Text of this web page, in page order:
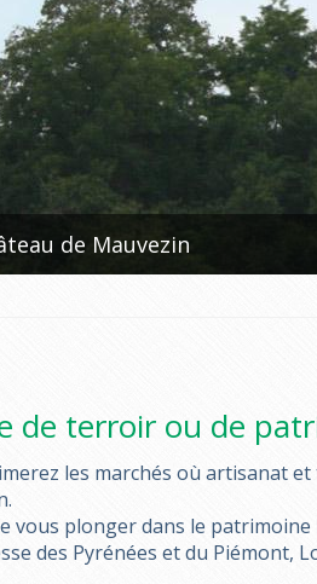
de Mauvezin
de terroir ou de
les marchés où artisanat
vous plonger dans le
des Pyrénées et du Piémont,